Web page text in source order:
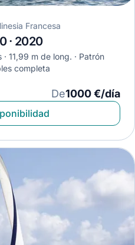
Francesa
· 2020
11,99 m de long.
Patrón
completa
De1000 €/día